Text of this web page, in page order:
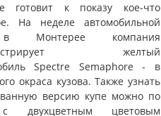
готовит к показу кое-что
На неделе автомобильной
Монтерее компания
желтый
Spectre Semaphore - в
окраса кузова. Также узнать
версию купе можно по
двухцветным цветовым